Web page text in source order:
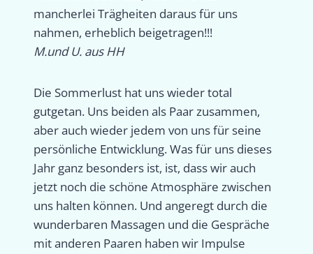
mancherlei Trägheiten daraus für uns
nahmen, erheblich beigetragen!!!
M.und U. aus HH
Die Sommerlust hat uns wieder total
gutgetan. Uns beiden als Paar zusammen,
aber auch wieder jedem von uns für seine
persönliche Entwicklung. Was für uns dieses
Jahr ganz besonders ist, ist, dass wir auch
jetzt noch die schöne Atmosphäre zwischen
uns halten können. Und angeregt durch die
wunderbaren Massagen und die Gespräche
mit anderen Paaren haben wir Impulse